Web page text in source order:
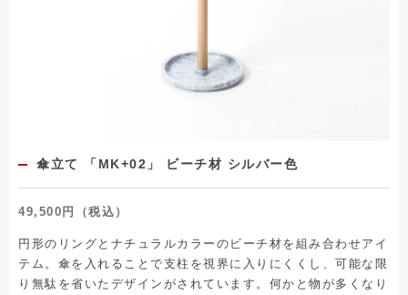
傘立て 「MK+02」 ビーチ材 シルバー色
49,500円（税込）
円形のリングとナチュラルカラーのビーチ材を組み合わせアイ
テム。傘を入れることで支柱を視界に入りにくくし、可能な限
り無駄を省いたデザインがされています。何かと物が多くなり